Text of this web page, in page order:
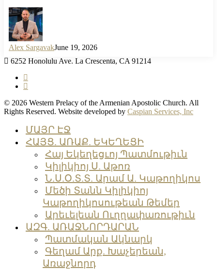
Alex SargavakJune 19, 2026
6252 Honolulu Ave. La Crescenta, CA 91214
facebook
instagram
© 2026 Western Prelacy of the Armenian Apostolic Church. All
Rights Reserved. Website developed by Caspian Services, Inc
ՄԱՅՐ ԷՋ
ՀԱՅՑ. ԱՌԱՔ. ԵԿԵՂԵՑԻ
Հայ Եկեղեցւոյ Պատմութիւն
Կիլիկիոյ Ս. Աթոռ
Ն.Ս.Օ.Տ.Տ. Արամ Ա. Կաթողիկոս
Մեծի Տանն Կիլիկիոյ
Կաթողիկոսութեան Թեմեր
Արեւելեան Ուղղափառութիւն
ԱԶԳ. ԱՌԱՋՆՈՐԴԱՐԱՆ
Պատմական Ակնարկ
Գեղամ Արք. Խաչերեան,
Առաջնորդ